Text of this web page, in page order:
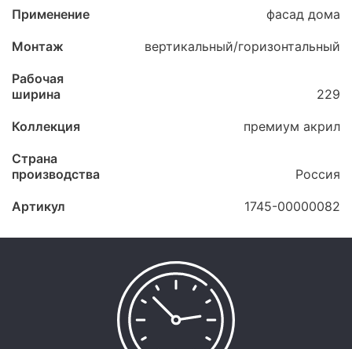
Применение фасад дома
Монтаж вертикальный/горизонтальный
Рабочая
ширина
229
Коллекция премиум акрил
Страна
производства
Россия
Артикул 1745-00000082